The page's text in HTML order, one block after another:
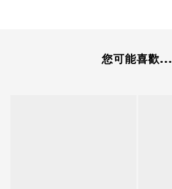
您可能喜歡...